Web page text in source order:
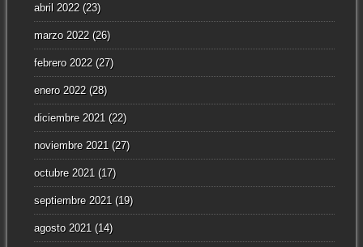
abril 2022(23)
marzo 2022(26)
febrero 2022(27)
enero 2022(28)
diciembre 2021 (22)
noviembre 2021 (27)
octubre 2021 (17)
septiembre 2021 (19)
agosto 2021 (14)